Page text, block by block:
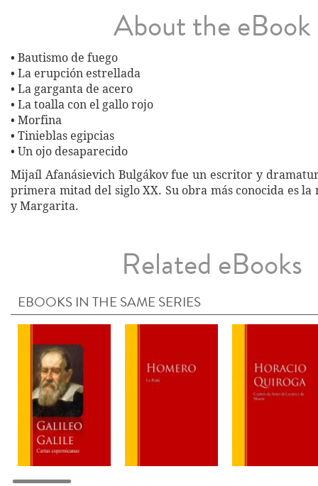
About the eBook
• Bautismo de fuego
• La erupción estrellada
• La garganta de acero
• La toalla con el gallo rojo
• Morfina
• Tinieblas egipcias
• Un ojo desaparecido
Mijaíl Afanásievich Bulgákov fue un escritor y
primera mitad del siglo XX. Su obra más conocida es la
y Margarita.
Related eBooks
EBOOKS IN THE SAME SERIES